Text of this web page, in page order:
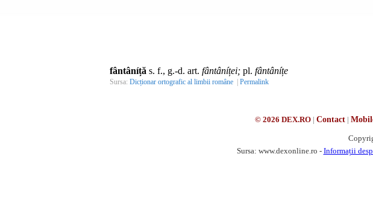
fântâníță s. f., g.-d. art. fântâníței; pl. fântâníțe
Sursa: Dicționar ortografic al limbii române | Permalink
© 2026 DEX.RO| Contact|
Sursa: www.dexonline.ro - Informații